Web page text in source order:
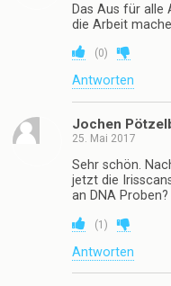
Das Aus für alle
die Arbeit
(0)
Antworten
Jochen
25. Mai 2017
Sehr schön.
jetzt die
an DNA
(1 )
Antworten